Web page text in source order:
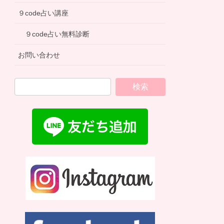
９code占い講座
９code占い無料診断
お問い合わせ